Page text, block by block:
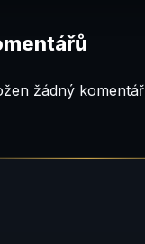
žádný komentář